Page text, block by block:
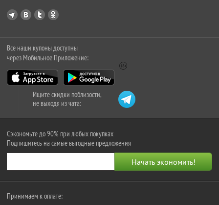
Все наши купоны доступны
через Мобильное Приложение:
Ищите скидки поблизости,
не выходя из чата:
Сэкономьте до 90% при любых покупках
Подпишитесь на самые выгодные предложения
Принимаем к оплате: